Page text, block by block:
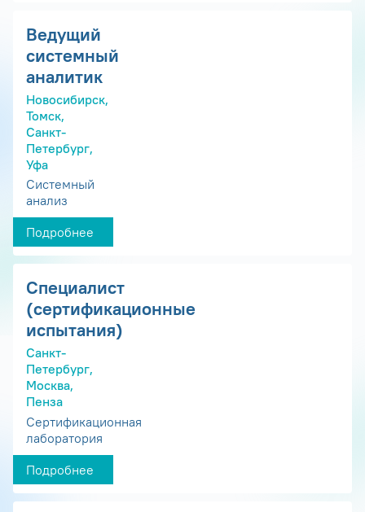
Ведущий
системный
аналитик
Новосибирск,
Томск,
Санкт-
Петербург,
Уфа
Системный
анализ
Подробнее
Специалист
(сертификационные
испытания)
Санкт-
Петербург,
Москва,
Пенза
Сертификационная
лаборатория
Подробнее